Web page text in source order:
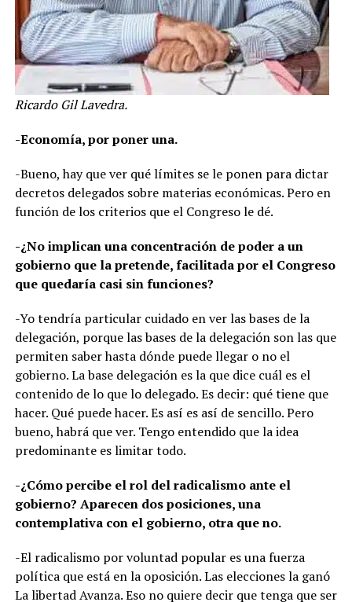
Ricardo Gil Lavedra.
-Economía, por poner una.
-Bueno, hay que ver qué límites se le ponen para dictar
decretos delegados sobre materias económicas. Pero en
función de los criterios que el Congreso le dé.
-¿No implican una concentración de poder a un
gobierno que la pretende, facilitada por el Congreso
que quedaría casi sin funciones?
-Yo tendría particular cuidado en ver las bases de la
delegación, porque las bases de la delegación son las que
permiten saber hasta dónde puede llegar o no el
gobierno. La base delegación es la que dice cuál es el
contenido de lo que lo delegado. Es decir: qué tiene que
hacer. Qué puede hacer. Es así es así de sencillo. Pero
bueno, habrá que ver. Tengo entendido que la idea
predominante es limitar todo.
-¿Cómo percibe el rol del radicalismo ante el
gobierno? Aparecen dos posiciones, una
contemplativa con el gobierno, otra que no.
-El radicalismo por voluntad popular es una fuerza
política que está en la oposición. Las elecciones la ganó
La libertad Avanza. Eso no quiere decir que tenga que ser